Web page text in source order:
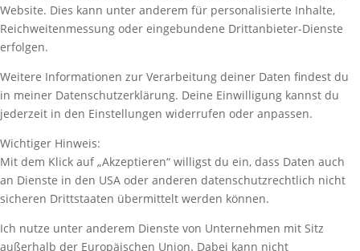
Website. Dies kann unter anderem für personalisierte Inhalte,
Reichweitenmessung oder eingebundene Drittanbieter-Dienste
erfolgen.
Weitere Informationen zur Verarbeitung deiner Daten findest du
in meiner Datenschutzerklärung. Deine Einwilligung kannst du
jederzeit in den Einstellungen widerrufen oder anpassen.
Wichtiger Hinweis:
Mit dem Klick auf „Akzeptieren“ willigst du ein, dass Daten auch
an Dienste in den USA oder anderen datenschutzrechtlich nicht
sicheren Drittstaaten übermittelt werden können.
Ich nutze unter anderem Dienste von Unternehmen mit Sitz
außerhalb der Europäischen Union. Dabei kann nicht